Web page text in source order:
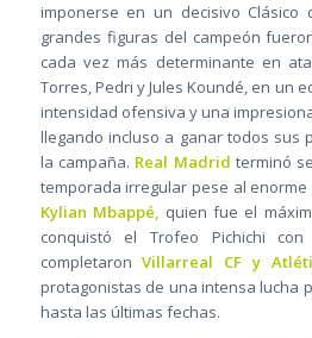
imponerse en un decisivo Clásico
grandes figuras del campeón
cada vez más determinante en
Torres, Pedri y Jules Koundé, en un
intensidad ofensiva y una
llegando incluso a ganar todos sus
la campaña. Real Madrid terminó
temporada irregular pese al
Kylian Mbappé, quien fue el
conquistó el Trofeo Pichichi
completaron Villarreal CF y
protagonistas de una intensa lucha
hasta las últimas fechas.